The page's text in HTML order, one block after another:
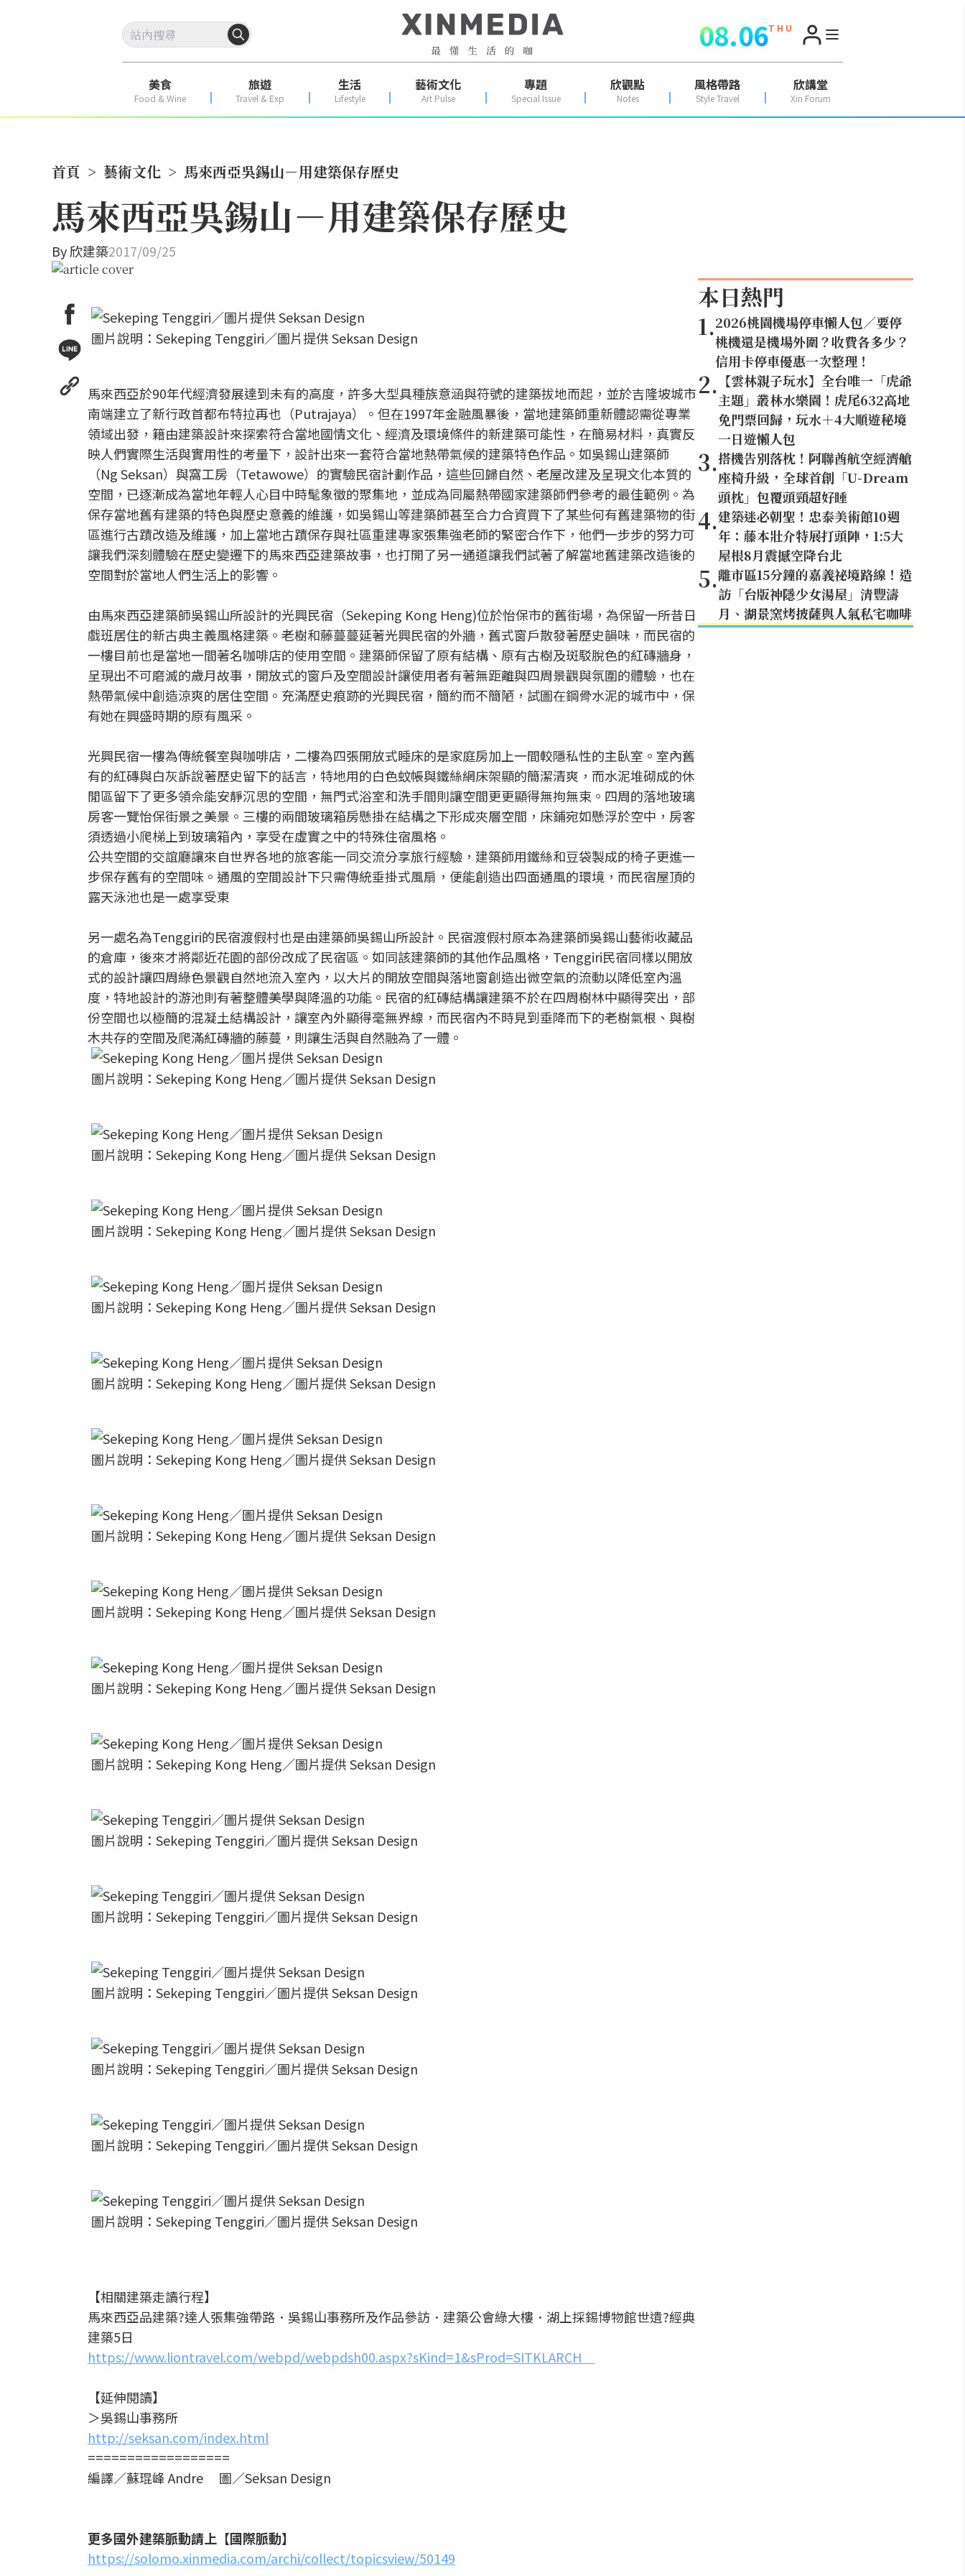
08.06T H U
美食
Food & Wine
旅遊
Travel & Exp
生活
Lifestyle
藝術文化
Art Pulse
專題
Special Issue
欣觀點
Notes
風格帶路
Style Travel
欣講堂
Xin Forum
首頁 > 藝術文化 > 馬來西亞吳錫山－用建築保存歷史
馬來西亞吳錫山－用建築保存歷史
By欣建築2017/09/25
圖片說明：Sekeping Tenggiri／圖片提供 Seksan Design
馬來西亞於90年代經濟發展達到未有的高度，許多大型具種族意涵與符號的建築拔地而起，並於吉隆坡城市
南端建立了新行政首都布特拉再也（Putrajaya）。但在1997年金融風暴後，當地建築師重新體認需從專業
領域出發，籍由建築設計來探索符合當地國情文化、經濟及環境條件的新建築可能性，在簡易材料，真實反
映人們實際生活與實用性的考量下，設計出來一套符合當地熱帶氣候的建築特色作品。如吳錫山建築師
（Ng Seksan）與窩工房（Tetawowe）的實驗民宿計劃作品，這些回歸自然、老屋改建及呈現文化本質的
空間，已逐漸成為當地年輕人心目中時髦象徵的聚集地，並成為同屬熱帶國家建築師們參考的最佳範例。為
保存當地舊有建築的特色與歷史意義的維護，如吳錫山等建築師甚至合力合資買下了某些何有舊建築物的街
區進行古蹟改造及維護，加上當地古蹟保存與社區重建專家張集強老師的緊密合作下，他們一步步的努力可
讓我們深刻體驗在歷史變遷下的馬來西亞建築故事，也打開了另一通道讓我們試著了解當地舊建築改造後的
空間對於當地人們生活上的影響。
由馬來西亞建築師吳錫山所設計的光興民宿（Sekeping Kong Heng)位於怡保市的舊街場，為保留一所昔日
戲班居住的新古典主義風格建築。老樹和藤蔓蔓延著光興民宿的外牆，舊式窗戶散發著歷史韻味，而民宿的
一樓目前也是當地一間著名咖啡店的使用空間。建築師保留了原有結構、原有古樹及斑駁脫色的紅磚牆身，
呈現出不可磨滅的歲月故事，開放式的窗戶及空間設計讓使用者有著無距離與四周景觀與氛圍的體驗，也在
熱帶氣候中創造涼爽的居住空間。充滿歷史痕跡的光興民宿，簡約而不簡陋，試圖在鋼骨水泥的城市中，保
有她在興盛時期的原有風采。
光興民宿一樓為傳統餐室與咖啡店，二樓為四張開放式睡床的是家庭房加上一間較隱私性的主臥室。室內舊
有的紅磚與白灰訴說著歷史留下的話言，特地用的白色蚊帳與鐵絲網床架顯的簡潔清爽，而水泥堆砌成的休
閒區留下了更多領佘能安靜沉思的空間，無門式浴室和洗手間則讓空間更更顯得無拘無束。四周的落地玻璃
房客一覽怡保街景之美景。三樓的兩間玻璃箱房懸掛在結構之下形成夾層空間，床鋪宛如懸浮於空中，房客
須透過小爬梯上到玻璃箱內，享受在虛實之中的特殊住宿風格。
公共空間的交誼廳讓來自世界各地的旅客能一同交流分享旅行經驗，建築師用鐵絲和豆袋製成的椅子更進一
步保存舊有的空間味。通風的空間設計下只需傳統垂掛式風扇，便能創造出四面通風的環境，而民宿屋頂的
露天泳池也是一處享受東
另一處名為Tenggiri的民宿渡假村也是由建築師吳錫山所設計。民宿渡假村原本為建築師吳錫山藝術收藏品
的倉庫，後來才將鄰近花園的部份改成了民宿區。如同該建築師的其他作品風格，Tenggiri民宿同樣以開放
式的設計讓四周綠色景觀自然地流入室內，以大片的開放空間與落地窗創造出微空氣的流動以降低室內溫
度，特地設計的游池則有著整體美學與降溫的功能。民宿的紅磚結構讓建築不於在四周樹林中顯得突出，部
份空間也以極簡的混凝土結構設計，讓室內外顯得毫無界線，而民宿內不時見到垂降而下的老樹氣根、與樹
木共存的空間及爬滿紅磚牆的藤蔓，則讓生活與自然融為了一體。
圖片說明：Sekeping Kong Heng／圖片提供 Seksan Design
圖片說明：Sekeping Kong Heng／圖片提供 Seksan Design
圖片說明：Sekeping Kong Heng／圖片提供 Seksan Design
圖片說明：Sekeping Kong Heng／圖片提供 Seksan Design
圖片說明：Sekeping Kong Heng／圖片提供 Seksan Design
圖片說明：Sekeping Kong Heng／圖片提供 Seksan Design
圖片說明：Sekeping Kong Heng／圖片提供 Seksan Design
圖片說明：Sekeping Kong Heng／圖片提供 Seksan Design
圖片說明：Sekeping Kong Heng／圖片提供 Seksan Design
圖片說明：Sekeping Kong Heng／圖片提供 Seksan Design
圖片說明：Sekeping Tenggiri／圖片提供 Seksan Design
圖片說明：Sekeping Tenggiri／圖片提供 Seksan Design
圖片說明：Sekeping Tenggiri／圖片提供 Seksan Design
圖片說明：Sekeping Tenggiri／圖片提供 Seksan Design
圖片說明：Sekeping Tenggiri／圖片提供 Seksan Design
圖片說明：Sekeping Tenggiri／圖片提供 Seksan Design
【相關建築走讀行程】
馬來西亞品建築?達人張集強帶路．吳錫山事務所及作品參訪．建築公會綠大樓．湖上採錫博物館世遺?經典
建築5日
https://www.liontravel.com/webpd/webpdsh00.aspx?sKind=1&sProd=SITKLARCH
【延伸閱讀】
＞吳錫山事務所
http://seksan.com/index.html
==================
編譯／蘇琨峰 Andre 圖／Seksan Design
更多國外建築脈動請上【國際脈動】
https://solomo.xinmedia.com/archi/collect/topicsview/50149
本日熱門
1.2026桃園機場停車懶人包／要停
桃機還是機場外圍？收費各多少？
信用卡停車優惠一次整理！
2. 【雲林親子玩水】全台唯一「虎爺
主題」叢林水樂園！虎尾632高地
免門票回歸，玩水＋4大順遊秘境
一日遊懶人包
3.搭機告別落枕！阿聯酋航空經濟艙
座椅升級，全球首創「U-Dream
頭枕」包覆頭頸超好睡
4.建築迷必朝聖！忠泰美術館10週
年：藤本壯介特展打頭陣，1:5大
屋根8月震撼空降台北
5.離市區15分鐘的嘉義祕境路線！造
訪「台版神隱少女湯屋」清豐濤
月、湖景窯烤披薩與人氣私宅咖啡